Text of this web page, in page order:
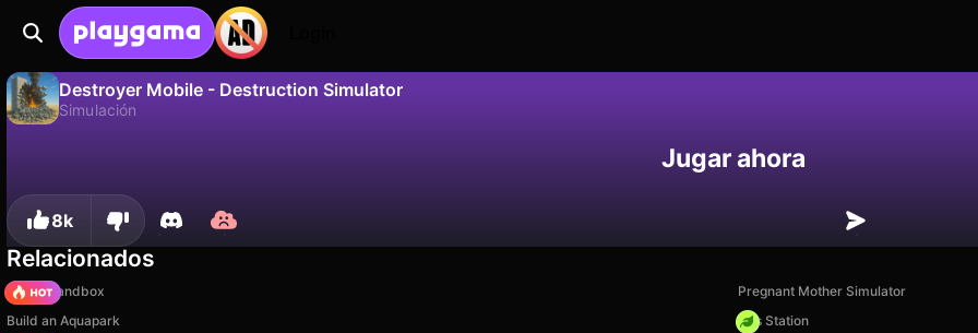
Destroyer Mobile - Destruction Simulator
Simulación
Jugar ahora
8k
Relacionados
Melon Sandbox
Pregnant Mother Simulator
Build an Aquapark
Gas Station